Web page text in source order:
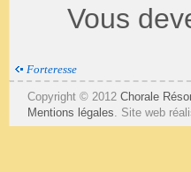
Vous
Forteresse
Copyright © 2012 Chorale
Mentions légales . Site web